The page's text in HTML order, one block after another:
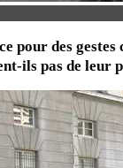
pour des gestes
ils pas de leur